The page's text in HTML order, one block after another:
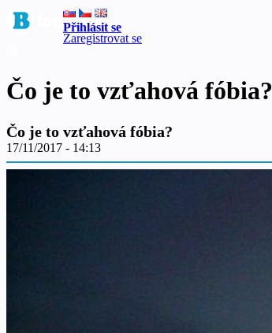
Přihlásit se
Zaregistrovat se
Čo je to vzťahová fóbia?
Čo je to vzťahová fóbia?
17/11/2017 - 14:13